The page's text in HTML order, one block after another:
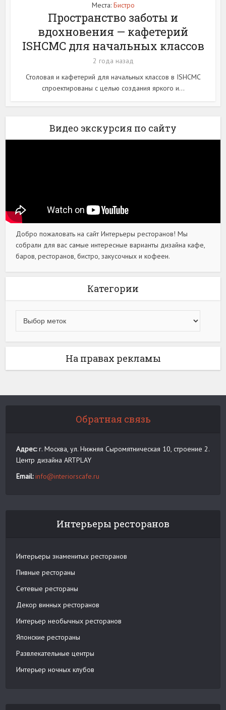
Места: Бистро
Пространство заботы и
вдохновения — кафетерий
ISHCMC для начальных классов
2 года назад
Столовая и кафетерий для начальных классов в ISHCMC
спроектированы с целью создания яркого и...
Видео экскурсия по сайту
Добро пожаловать на сайт Интерьеры ресторанов! Мы
собрали для вас самые интересные варианты дизайна кафе,
баров, ресторанов, бистро, закусочных и кофеен.
Категории
На правах рекламы
Обратная связь
Адрес:г. Москва, ул. Нижняя Сыромятническая 10, строение 2.
Центр дизайна ARTPLAY
Email: info@interiorscafe.ru
Интерьеры ресторанов
Интерьеры знаменитых ресторанов
Пивные рестораны
Сетевые рестораны
Декор винных ресторанов
Интерьер необычных ресторанов
Японские рестораны
Развлекательные центры
Интерьер ночных клубов